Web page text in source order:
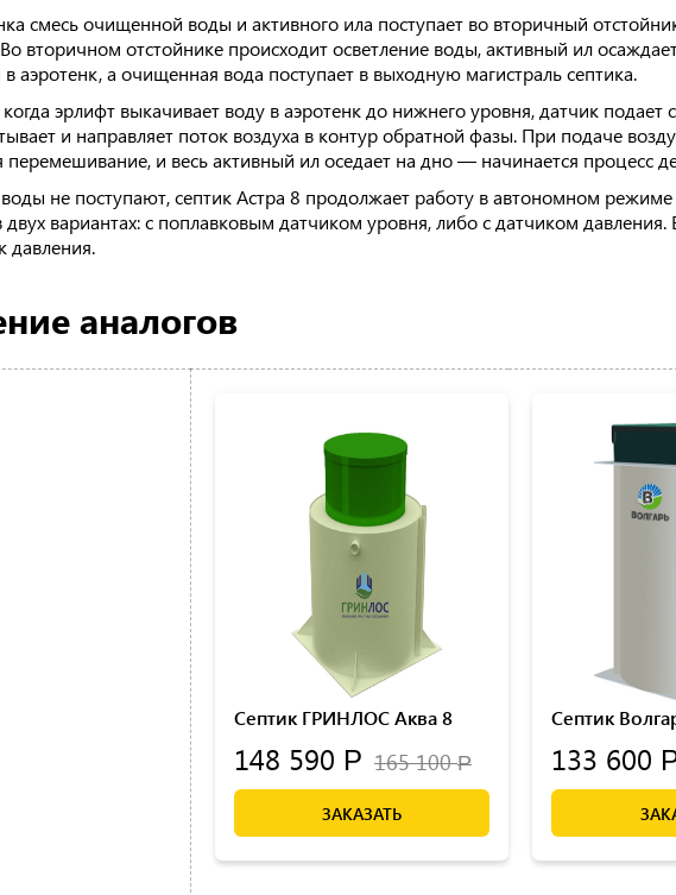
смесь очищенной воды и активного ила поступает во вторичный
вторичном отстойнике происходит осветление воды, активный ил
в аэротенк, а очищенная вода поступает в выходную магистраль септика.
эрлифт выкачивает воду в аэротенк до нижнего уровня, датчик
и направляет поток воздуха в контур обратной фазы. При подаче
перемешивание, и весь активный ил оседает на дно — начинается процесс
не поступают, септик Астра 8 продолжает работу в автономном
двух вариантах: с поплавковым датчиком уровня, либо с датчиком
давления.
аналогов
Септик ГРИНЛОС Аква 8
148 590 Р 165 100Р
ЗАКАЗАТЬ
Септик
133 600